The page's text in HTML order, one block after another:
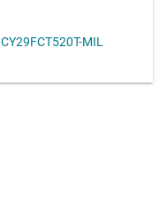
CY29FCT520T-MIL